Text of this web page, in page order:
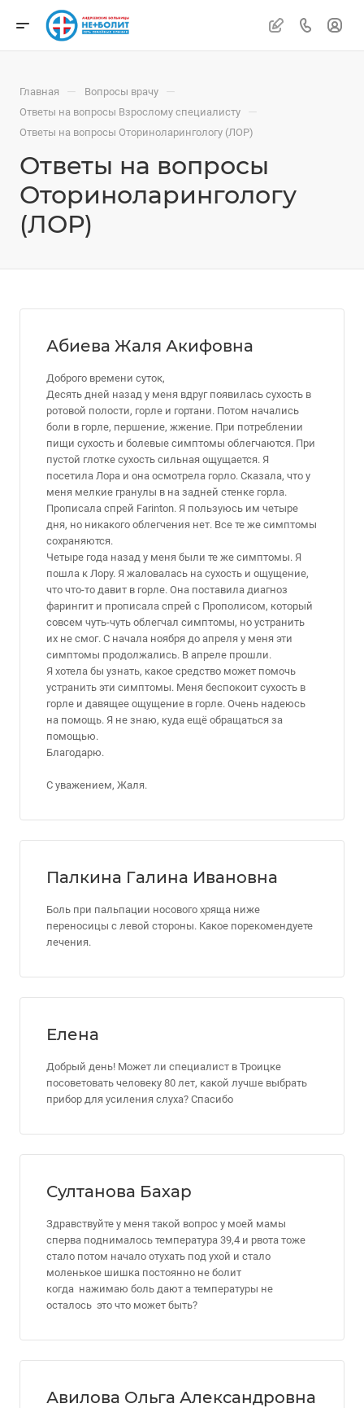
Главная — Вопросы врачу —
Ответы на вопросы Взрослому специалисту —
Ответы на вопросы Оториноларингологу (ЛОР)
Ответы на вопросы
Оториноларингологу
(ЛОР)
Абиева Жаля Акифовна
Доброго времени суток,
Десять дней назад у меня вдруг появилась сухость в
ротовой полости, горле и гортани. Потом начались
боли в горле, першение, жжение. При потреблении
пищи сухость и болевые симптомы облегчаются. При
пустой глотке сухость сильная ощущается. Я
посетила Лора и она осмотрела горло. Сказала, что у
меня мелкие гранулы в на задней стенке горла.
Прописала спрей Farinton. Я пользуюсь им четыре
дня, но никакого облегчения нет. Все те же симптомы
сохраняются.
Четыре года назад у меня были те же симптомы. Я
пошла к Лору. Я жаловалась на сухость и ощущение,
что что-то давит в горле. Она поставила диагноз
фарингит и прописала спрей с Прополисом, который
совсем чуть-чуть облегчал симптомы, но устранить
их не смог. С начала ноября до апреля у меня эти
симптомы продолжались. В апреле прошли.
Я хотела бы узнать, какое средство может помочь
устранить эти симптомы. Меня беспокоит сухость в
горле и давящее ощущение в горле. Очень надеюсь
на помощь. Я не знаю, куда ещё обращаться за
помощью.
Благодарю.
С уважением, Жаля.
Палкина Галина Ивановна
Боль при пальпации носового хряща ниже
переносицы с левой стороны. Какое порекомендуете
лечения.
Елена
Добрый день! Может ли специалист в Троицке
посоветовать человеку 80 лет, какой лучше выбрать
прибор для усиления слуха? Спасибо
Султанова Бахар
Здравствуйте у меня такой вопрос у моей мамы
сперва поднималось температура 39,4 и рвота тоже
стало потом начало отухать под ухой и стало
моленькое шишка постоянно не болит
когда нажимаю боль дают а температуры не
осталось это что может быть?
Авилова Ольга Александровна